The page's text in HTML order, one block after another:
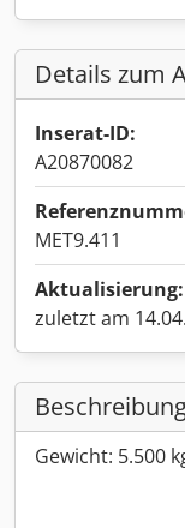
Details zum
Inserat-ID:
A20870082
MET9.411
Aktualisierung:
zuletzt am
Gewicht: 5.500